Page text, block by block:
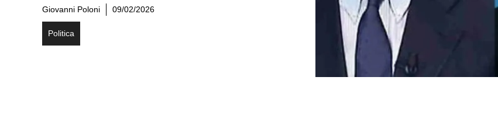
Giovanni Poloni 09/02/2026
Politica